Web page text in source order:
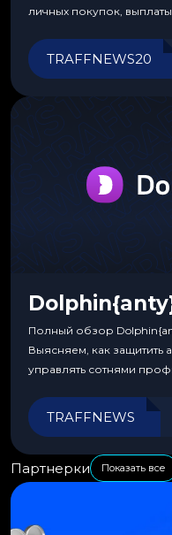
личных покупок,
инструменты для
TRAFFNEWS20
Полный обзор
Выясняем, как защитить
управлять сотнями
эффективности.
TRAFFNEWS
Партнерки Показать все